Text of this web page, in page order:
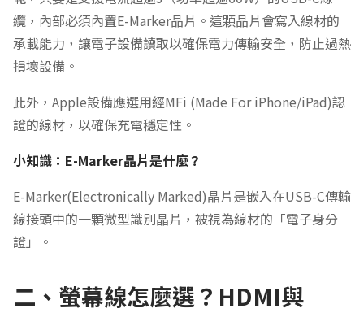
纜，內部必須內置E-Marker晶片。這顆晶片會寫入線材的
承載能力，讓電子設備讀取以確保電力傳輸安全，防止過熱
損壞設備。
此外，Apple設備應選用經MFi (Made For iPhone/iPad)認
證的線材，以確保充電穩定性。
小知識：E-Marker晶片是什麼？
E-Marker(Electronically Marked)晶片是嵌入在USB-C傳輸
線接頭中的一顆微型識別晶片，被視為線材的「電子身分
證」。
二、螢幕線怎麼選？HDMI與